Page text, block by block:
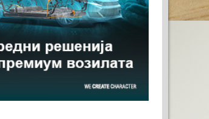
ВАШАТА РЕКЛАМА